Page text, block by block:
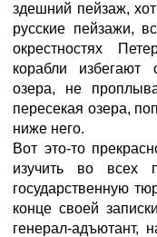
здешний пейзаж,
русские пейзажи,
окрестностях
корабли избегают
озера, не
пересекая озера,
ниже него.
Вот это-то
изучить во всех
государственную
конце своей
генерал-адъютант,